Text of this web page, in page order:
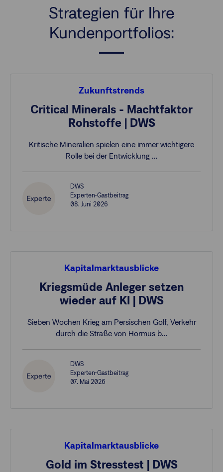
Strategien für Ihre
Kundenportfolios:
Zukunftstrends
Critical Minerals - Machtfaktor
Rohstoffe | DWS
Kritische Mineralien spielen eine immer wichtigere
Rolle bei der Entwicklung …
DWS
Experten-Gastbeitrag
08. Juni 2026
Kapitalmarktausblicke
Kriegsmüde Anleger setzen
wieder auf KI | DWS
Sieben Wochen Krieg am Persischen Golf, Verkehr
durch die Straße von Hormus b…
DWS
Experten-Gastbeitrag
07. Mai 2026
Kapitalmarktausblicke
Gold im Stresstest | DWS